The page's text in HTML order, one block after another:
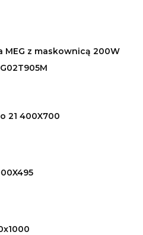
MEG z maskownicą 200W
21 400X700